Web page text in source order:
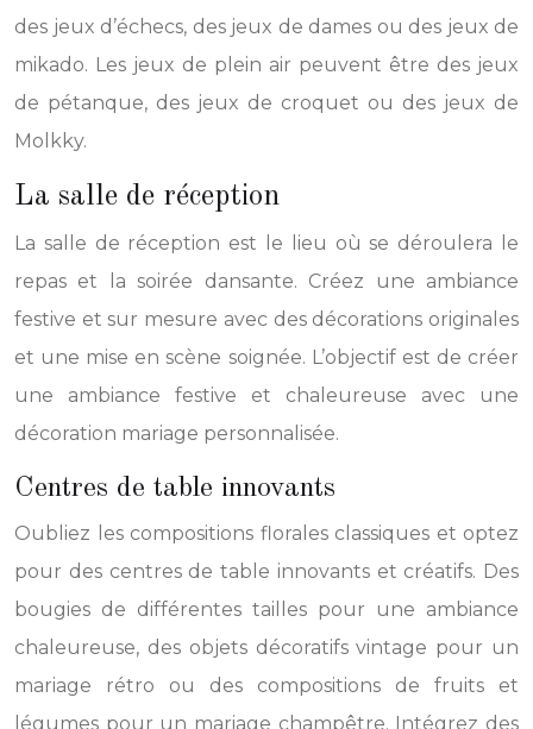
des jeux d’échecs, des jeux de dames ou des jeux de
mikado. Les jeux de plein air peuvent être des jeux
de pétanque, des jeux de croquet ou des jeux de
Molkky.
La salle de réception
La salle de réception est le lieu où se déroulera le
repas et la soirée dansante. Créez une ambiance
festive et sur mesure avec des décorations originales
et une mise en scène soignée. L’objectif est de créer
une ambiance festive et chaleureuse avec une
décoration mariage personnalisée.
Centres de table innovants
Oubliez les compositions florales classiques et optez
pour des centres de table innovants et créatifs. Des
bougies de différentes tailles pour une ambiance
chaleureuse, des objets décoratifs vintage pour un
mariage rétro ou des compositions de fruits et
légumes pour un mariage champêtre. Intégrez des